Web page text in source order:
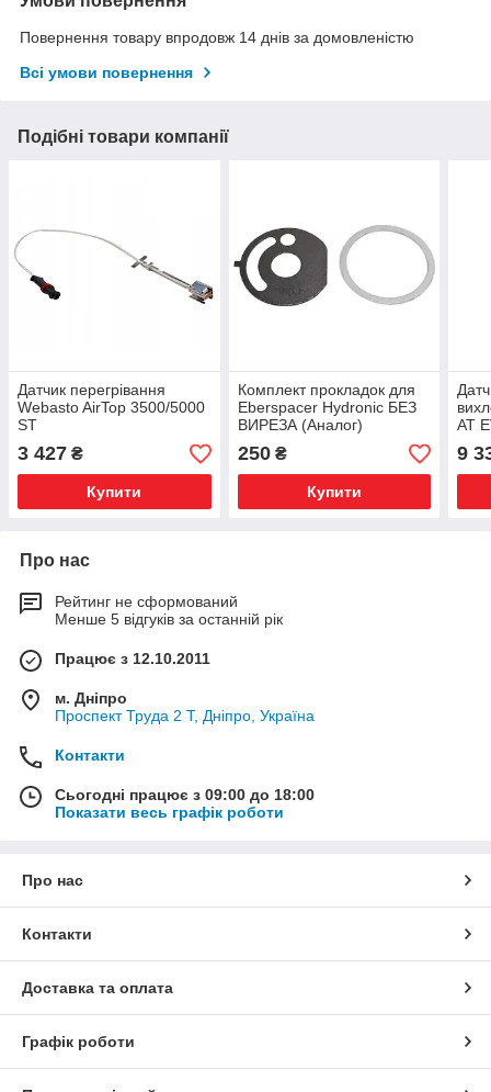
Повернення товару впродовж 14 днів за домовленістю
Всі умови повернення
Подібні товари компанії
Датчик перегрівання
Webasto AirTop 3500/5000
ST
3 427 ₴
Купити
Комплект прокладок для
Eberspacer Hydronic БЕЗ
ВИРЕЗА (Аналог)
250₴
Купити
AT
9
Про нас
Рейтинг не сформований
Менше 5 відгуків за останній рік
Працює з 12.10.2011
м. Дніпро
Проспект Труда 2 Т, Дніпро, Україна
Контакти
Сьогодні працює з 09:00 до 18:00
Показати весь графік роботи
Про нас
Контакти
Доставка та оплата
Графік роботи